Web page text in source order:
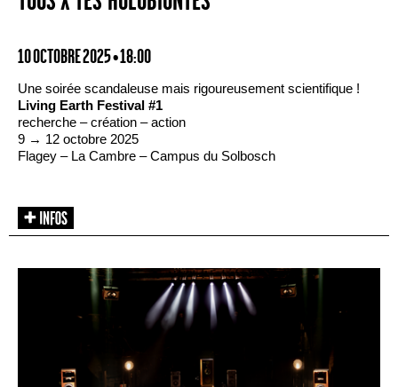
10 OCTOBRE 2025 • 18:00
Une soirée scandaleuse mais rigoureusement scientifique !
Living Earth Festival #1
recherche – création – action
9 → 12 octobre 2025
Flagey – La Cambre – Campus du Solbosch